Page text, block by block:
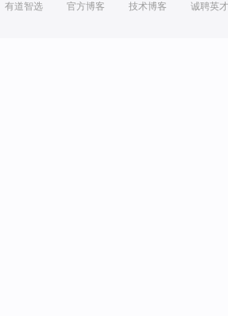
有道智选 官方博客 技术博客 诚聘英才